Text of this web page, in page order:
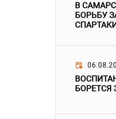
В
БОРЬБУ
БОРЕТСЯ